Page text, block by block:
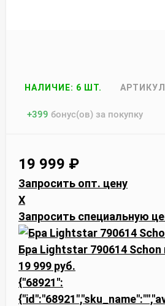
НАЛИЧИЕ: 6 ШТ.
+399 бонус(ов) за покупку
19 999 ₽
Запросить опт. цену
X
Запросить специальную
Бра Lightstar 790614 Schon
19 999 руб.
{"68921":